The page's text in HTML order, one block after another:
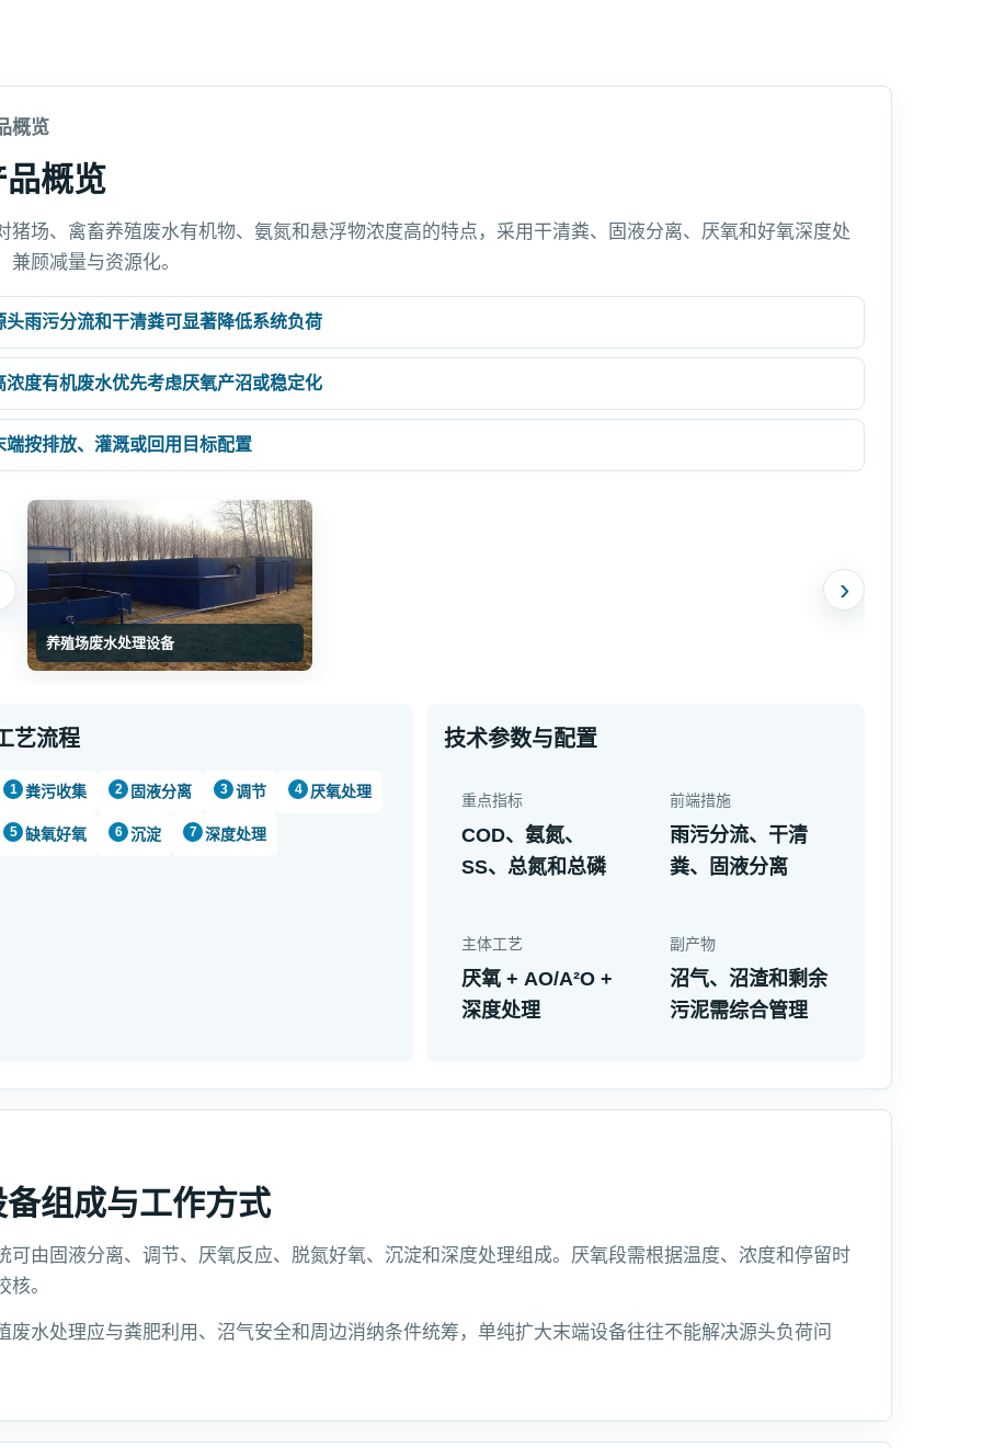
概览
品概览
猪场、禽畜养殖废水有机物、氨氮和悬浮物浓度高的特点，采用干清粪、固液分离、厌氧和好氧深度处
兼顾减量与资源化。
头雨污分流和干清粪可显著降低系统负荷
浓度有机废水优先考虑厌氧产沼或稳定化
端按排放、灌溉或回用目标配置
养殖场废水处理设备
›
艺流程
粪污收集 固液分离 调节 厌氧处理
缺氧好氧 沉淀 深度处理
技术参数与配置
重点指标
COD、氨氮、
SS、总氮和总磷
前端措施
雨污分流、干清
粪、固液分离
主体工艺
厌氧 + AO/A²O +
深度处理
副产物
沼气、沼渣和剩余
污泥需综合管理
备组成与工作方式
可由固液分离、调节、厌氧反应、脱氮好氧、沉淀和深度处理组成。厌氧段需根据温度、浓度和停留时
核。
废水处理应与粪肥利用、沼气安全和周边消纳条件统筹，单纯扩大末端设备往往不能解决源头负荷问